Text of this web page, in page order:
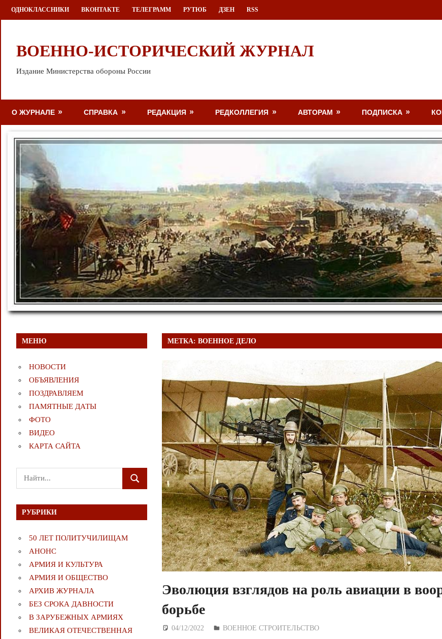
Перейти
к
ОДНОКЛАССНИКИ ВКОНТАКТЕ ТЕЛЕГРАММ РУТЮБ ДЗЕН RSS
ВОЕННО-ИСТОРИЧЕСКИЙ ЖУРНАЛ
Издание Министерства обороны России
О ЖУРНАЛЕ СПРАВКА РЕДАКЦИЯ РЕДКОЛЛЕГИЯ АВТОРАМ ПОДПИСКА
МЕТКА:ВОЕННОЕ ДЕЛО
Эволюция взглядов на роль авиации в
борьбе
04/12/2022 Дежурный по Редакции
ВОЕННОЕ СТРОИТЕЛЬСТВО
МЕНЮ
НОВОСТИ
ОБЪЯВЛЕНИЯ
ПОЗДРАВЛЯЕМ
ПАМЯТНЫЕ ДАТЫ
ФОТО
ВИДЕО
КАРТА САЙТА
Поиск
для:
ПОИСК
РУБРИКИ
50 ЛЕТ ПОЛИТУЧИЛИЩАМ
АНОНС
АРМИЯ И КУЛЬТУРА
АРМИЯ И ОБЩЕСТВО
АРХИВ ЖУРНАЛА
БЕЗ СРОКА ДАВНОСТИ
В ЗАРУБЕЖНЫХ АРМИЯХ
ВЕЛИКАЯ ОТЕЧЕСТВЕННАЯ